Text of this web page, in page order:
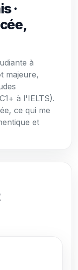
·
à
majeure,
à l'IELTS).
ce qui me
et